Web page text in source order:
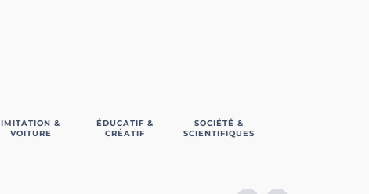
IMITATION &
VOITURE
ÉDUCATIF &
CRÉATIF
SOCIÉTÉ &
SCIENTIFIQUES